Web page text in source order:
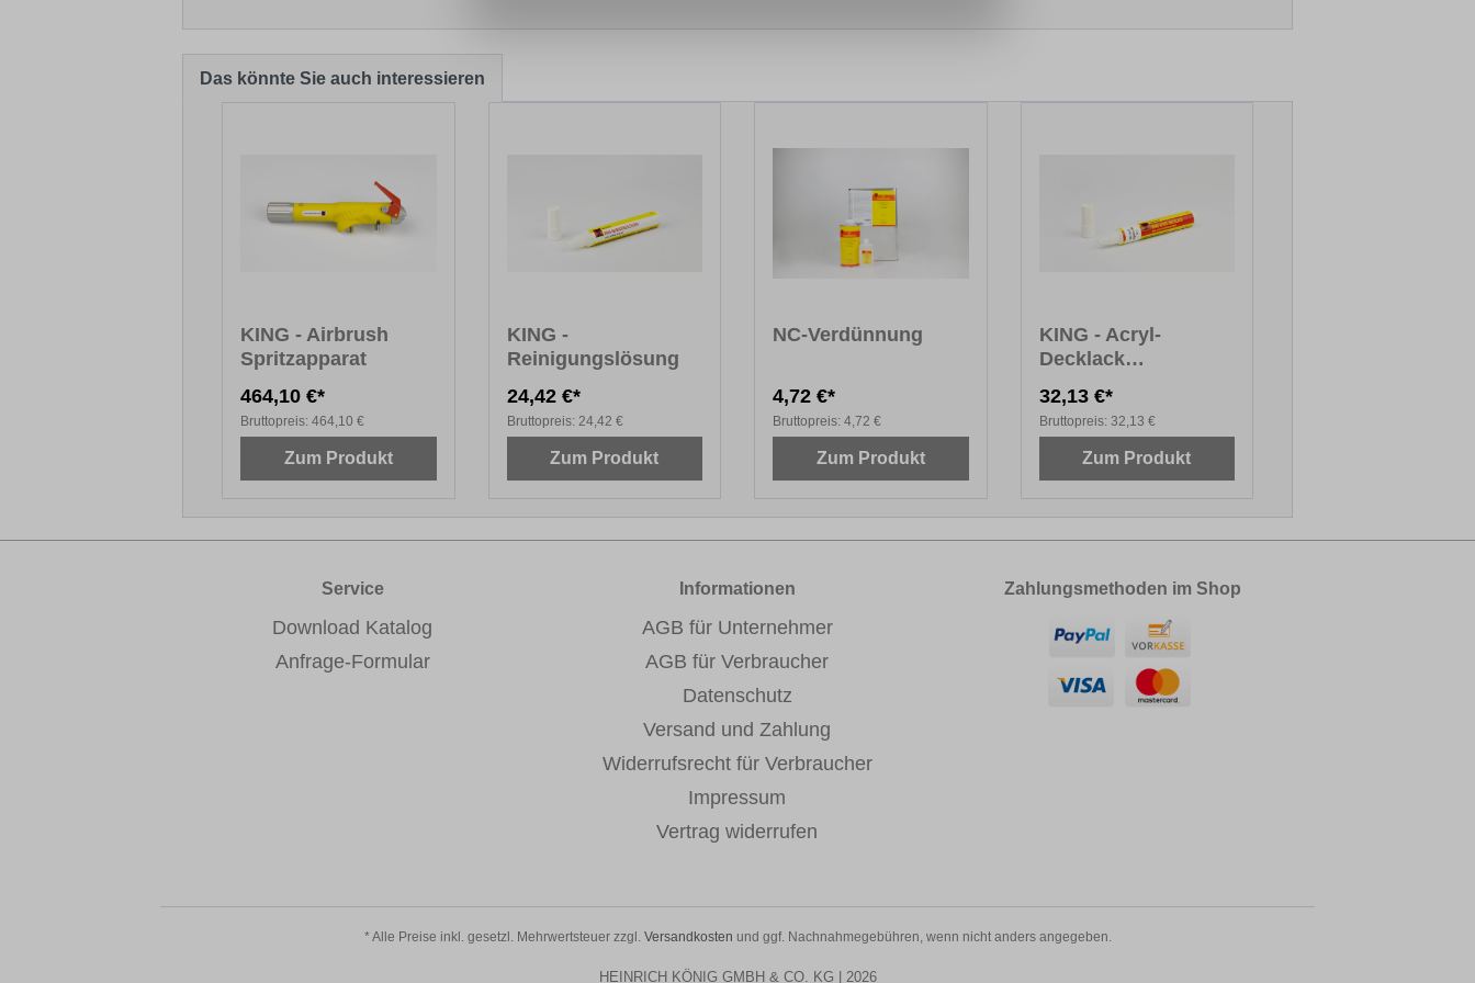
Das könnte Sie auch interessieren
KING - Airbrush
Spritzapparat
464,10 €*
Bruttopreis: 464,10 €
Zum Produkt
KING -
Reinigungslösung
24,42 €*
Bruttopreis: 24,42 €
Zum Produkt
NC-Verdünnung
4,72 €*
Bruttopreis: 4,72 €
Zum Produkt
KING - Acryl-
Decklack
32,13 €*
Bruttopreis: 32,13 €
Zum Produkt
Service
Download Katalog
Anfrage-Formular
Informationen
AGB für Unternehmer
AGB für Verbraucher
Datenschutz
Versand und Zahlung
Widerrufsrecht für Verbraucher
Impressum
Vertrag widerrufen
Zahlungsmethoden im Shop
* Alle Preise inkl. gesetzl. Mehrwertsteuer zzgl. Versandkosten und ggf. Nachnahmegebühren, wenn nicht anders angegeben.
HEINRICH KÖNIG GMBH & CO. KG | 2026